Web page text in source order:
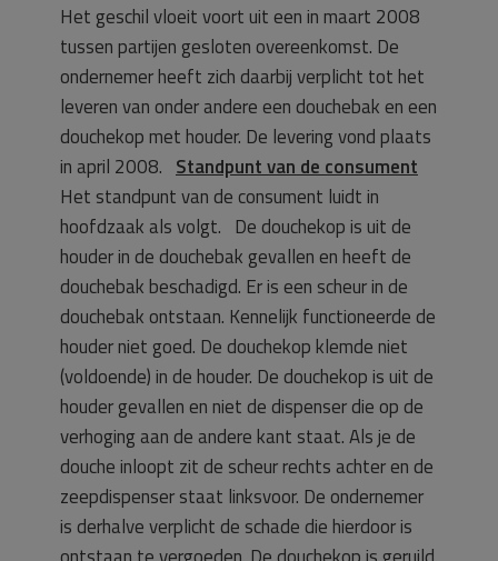
Het geschil vloeit voort uit een in maart 2008
tussen partijen gesloten overeenkomst. De
ondernemer heeft zich daarbij verplicht tot het
leveren van onder andere een douchebak en een
douchekop met houder. De levering vond plaats
in april 2008. Standpunt van de consument
Het standpunt van de consument luidt in
hoofdzaak als volgt. De douchekop is uit de
houder in de douchebak gevallen en heeft de
douchebak beschadigd. Er is een scheur in de
douchebak ontstaan. Kennelijk functioneerde de
houder niet goed. De douchekop klemde niet
(voldoende) in de houder. De douchekop is uit de
houder gevallen en niet de dispenser die op de
verhoging aan de andere kant staat. Als je de
douche inloopt zit de scheur rechts achter en de
zeepdispenser staat linksvoor. De ondernemer
is derhalve verplicht de schade die hierdoor is